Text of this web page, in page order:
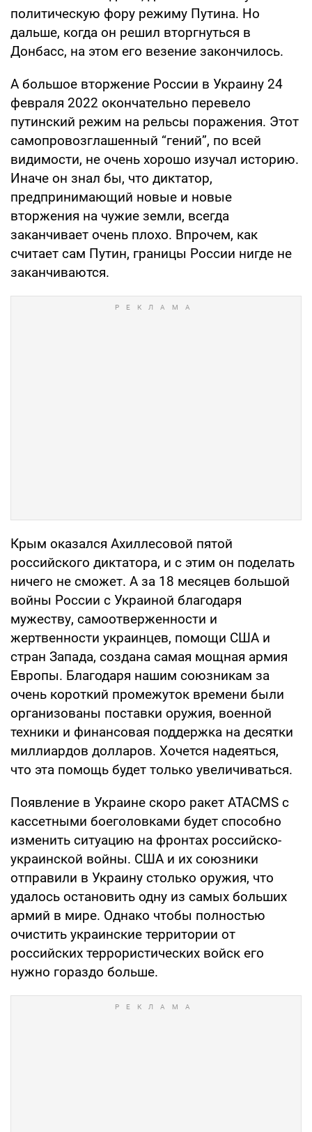
политическую фору режиму Путина. Но
дальше, когда он решил вторгнуться в
Донбасс, на этом его везение закончилось.
А большое вторжение России в Украину 24
февраля 2022 окончательно перевело
путинский режим на рельсы поражения. Этот
самопровозглашенный “гений”, по всей
видимости, не очень хорошо изучал историю.
Иначе он знал бы, что диктатор,
предпринимающий новые и новые
вторжения на чужие земли, всегда
заканчивает очень плохо. Впрочем, как
считает сам Путин, границы России нигде не
заканчиваются.
Крым оказался Ахиллесовой пятой
российского диктатора, и с этим он поделать
ничего не сможет. А за 18 месяцев большой
войны России с Украиной благодаря
мужеству, самоотверженности и
жертвенности украинцев, помощи США и
стран Запада, создана самая мощная армия
Европы. Благодаря нашим союзникам за
очень короткий промежуток времени были
организованы поставки оружия, военной
техники и финансовая поддержка на десятки
миллиардов долларов. Хочется надеяться,
что эта помощь будет только увеличиваться.
Появление в Украине скоро ракет ATACMS с
кассетными боеголовками будет способно
изменить ситуацию на фронтах российско-
украинской войны. США и их союзники
отправили в Украину столько оружия, что
удалось остановить одну из самых больших
армий в мире. Однако чтобы полностью
очистить украинские территории от
российских террористических войск его
нужно гораздо больше.